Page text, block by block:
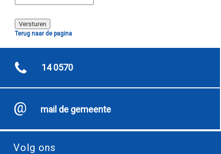
Terug naar de pagina
14 0570
mail de gemeente
Volg ons